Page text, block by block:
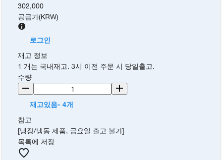
302,000
공급가(KRW)
로그인
재고 정보
1 개는 국내재고. 3시 이전 주문 시 당일출고.
수량
재고있음- 4개
참고
[냉장/냉동 제품, 금요일 출고 불가]
목록에 저장